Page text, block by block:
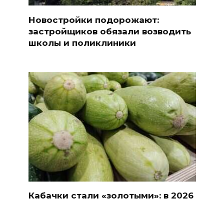
Новостройки подорожают:
застройщиков обязали возводить
школы и поликлиники
Кабачки стали «золотыми»: в 2026